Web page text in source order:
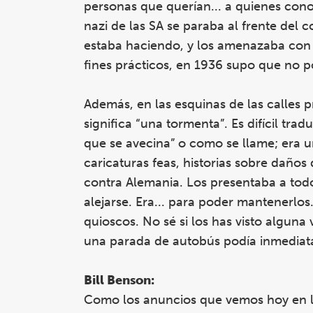
personas que querían... a quienes
nazi de las SA se paraba al frente del
estaba haciendo, y los amenazaba
fines prácticos, en 1936 supo que no
Además, en las esquinas de las
significa “una tormenta”. Es difícil
que se avecina” o como se llame;
caricaturas feas, historias sobre
contra Alemania. Los presentaba a
alejarse. Era... para poder
quioscos. No sé si los has visto
una parada de autobús podía
Bill Benson:
Como los anuncios que vemos hoy en